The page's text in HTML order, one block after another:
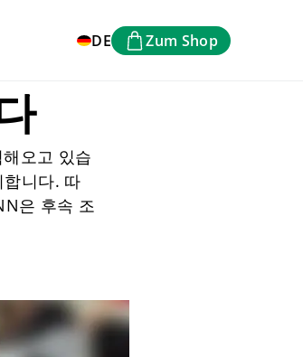
DE Zum Shop
오고 있습
니다. 따
은 후속 조